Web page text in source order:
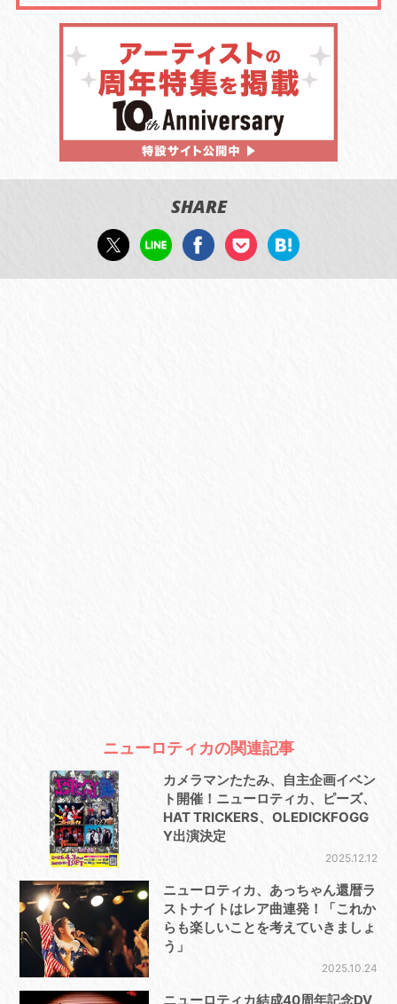
SHARE
ニューロティカの関連記事
カメラマンたたみ、自主企画イベン
ト開催！ニューロティカ、ピーズ、
HAT TRICKERS、OLEDICKFOGG
Y出演決定
2025.12.12
ニューロティカ、あっちゃん還暦ラ
ストナイトはレア曲連発！「これか
らも楽しいことを考えていきましょ
う」
2025.10.24
ニューロティカ結成40周年記念DV